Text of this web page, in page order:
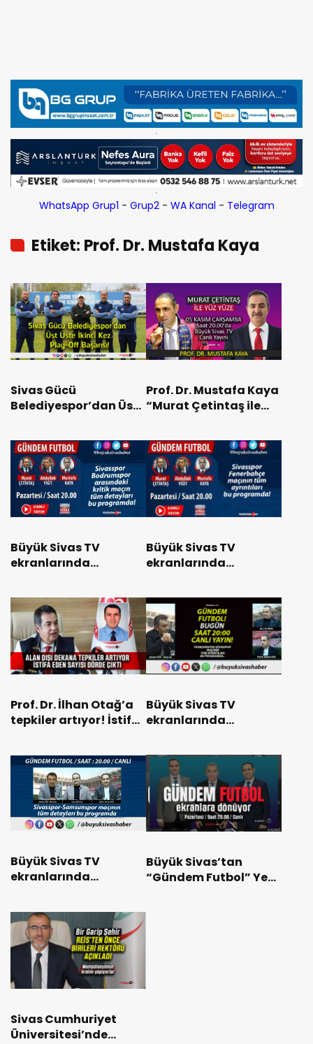
WhatsApp Grup1 - Grup2- WA Kanal - Telegram
Etiket: Prof. Dr. Mustafa Kaya
Sivas Gücü
Belediyespor’dan Üst
Off Başarısı!
Prof. Dr. Mustafa Kaya
“Murat Çetintaş ile
Oluyor
Büyük Sivas TV
ekranlarında
Pazartesi 20.00’da
Büyük Sivas TV
ekranlarında
Pazartesi 20.00’da
Prof. Dr. İlhan Otağ’a
tepkiler artıyor! İstifa
Büyük Sivas TV
ekranlarında
20.00’da!
Büyük Sivas TV
ekranlarında
Büyük Sivas’tan
“Gündem Futbol” Yeni
Sivas Cumhuriyet
Üniversitesi’nde